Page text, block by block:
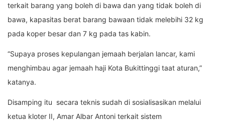
terkait barang yang boleh di bawa dan yang tidak boleh di
bawa, kapasitas berat barang bawaan tidak melebihi 32 kg
pada koper besar dan 7 kg pada tas kabin.
“Supaya proses kepulangan jemaah berjalan lancar, kami
menghimbau agar jemaah haji Kota Bukittinggi taat aturan,”
katanya.
Disamping itu secara teknis sudah di sosialisasikan melalui
ketua kloter II, Amar Albar Antoni terkait sistem